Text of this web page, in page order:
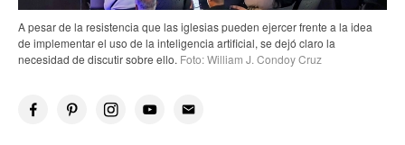
A pesar de la resistencia que las iglesias pueden ejercer frente a la idea
de implementar el uso de la inteligencia artificial, se dejó claro la
necesidad de discutir sobre ello. Foto: William J. Condoy Cruz